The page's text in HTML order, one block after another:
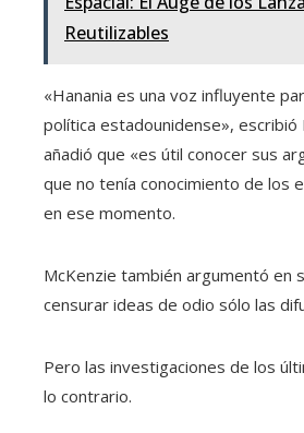
Reutilizables
«Hanania es una voz influyente
política estadounidense», escribió
añadió que «es útil conocer sus
que no tenía conocimiento de los
en ese momento.
McKenzie también argumentó en
censurar ideas de odio sólo las
Pero las investigaciones de los
lo contrario.